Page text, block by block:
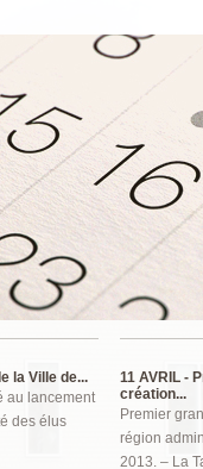
la Ville de...
au lancement
des élus
11 AVRIL -
création...
Premier
région
2013. – La